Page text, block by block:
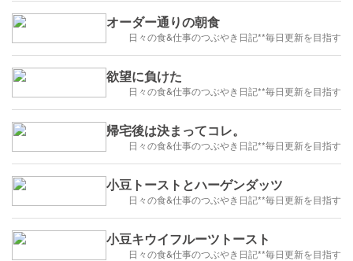
オーダー通りの朝食
日々の食&仕事のつぶやき日記**毎日更新を目指す
欲望に負けた
日々の食&仕事のつぶやき日記**毎日更新を目指す
帰宅後は決まってコレ。
日々の食&仕事のつぶやき日記**毎日更新を目指す
小豆トーストとハーゲンダッツ
日々の食&仕事のつぶやき日記**毎日更新を目指す
小豆キウイフルーツトースト
日々の食&仕事のつぶやき日記**毎日更新を目指す